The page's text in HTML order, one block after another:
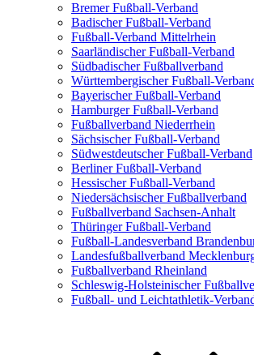
Bremer Fußball-Verband
Badischer Fußball-Verband
Fußball-Verband Mittelrhein
Saarländischer Fußball-Verband
Südbadischer Fußballverband
Württembergischer Fußball-
Bayerischer Fußball-Verband
Hamburger Fußball-Verband
Fußballverband Niederrhein
Sächsischer Fußball-Verband
Südwestdeutscher Fußball-Verband
Berliner Fußball-Verband
Hessischer Fußball-Verband
Niedersächsischer Fußballverband
Fußballverband Sachsen-Anhalt
Thüringer Fußball-Verband
Fußball-Landesverband
Landesfußballverband
Fußballverband Rheinland
Schleswig-Holsteinischer
Fußball- und Leichtathletik-